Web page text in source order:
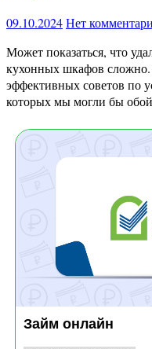
09.10.2024Нет
Может показаться, что удалить давние жирные пятна с
кухонных шкафов сложно.
эффективных советов по
которых мы могли бы
Займ онлайн